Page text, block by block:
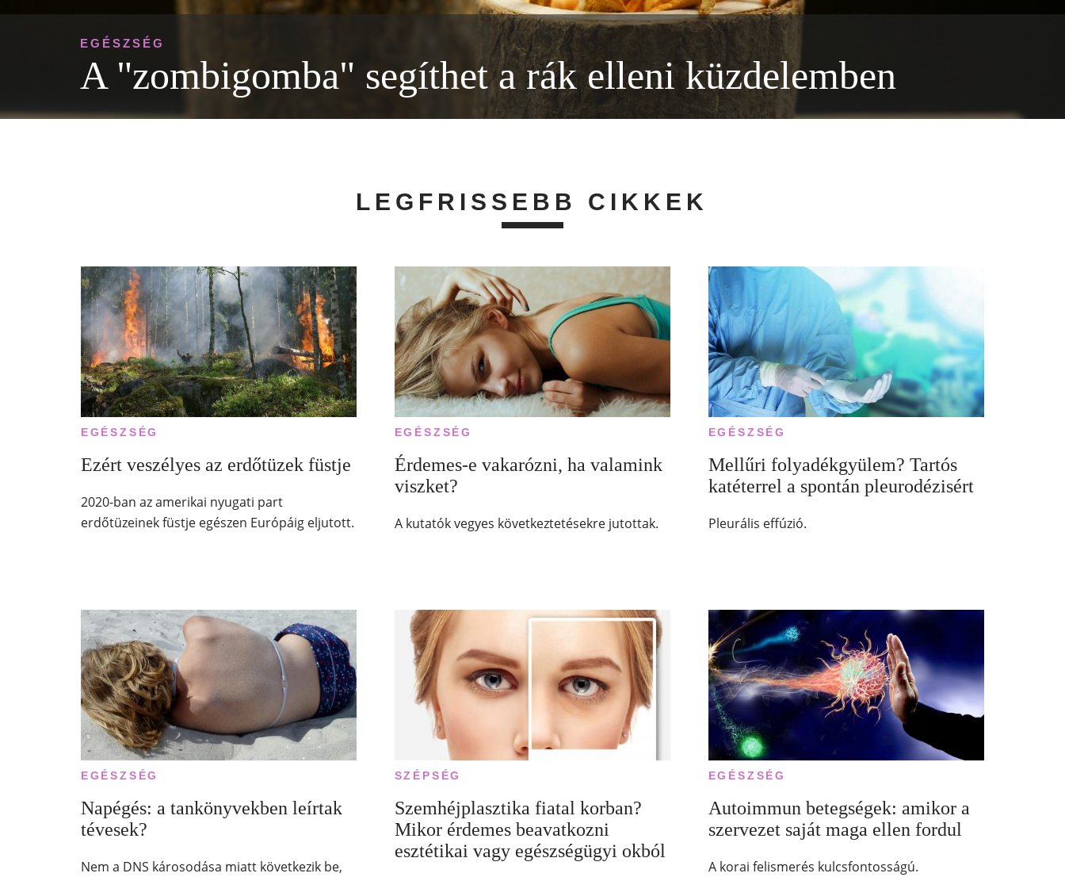
EGÉSZSÉG
A "zombigomba" segíthet a rák elleni küzdelemben
LEGFRISSEBB CIKKEK
EGÉSZSÉG
Ezért veszélyes az erdőtüzek füstje
2020-ban az amerikai nyugati part
erdőtüzeinek füstje egészen Európáig eljutott.
EGÉSZSÉG
Érdemes-e vakarózni, ha valamink
viszket?
A kutatók vegyes következtetésekre jutottak.
EGÉSZSÉG
Mellűri folyadékgyülem? Tartós
katéterrel a spontán pleurodézisért
Pleurális effúzió.
EGÉSZSÉG
Napégés: a tankönyvekben leírtak
tévesek?
Nem a DNS károsodása miatt következik be,
SZÉPSÉG
Szemhéjplasztika fiatal korban?
Mikor érdemes beavatkozni
esztétikai vagy egészségügyi okból
EGÉSZSÉG
Autoimmun betegségek: amikor a
szervezet saját maga ellen fordul
A korai felismerés kulcsfontosságú.